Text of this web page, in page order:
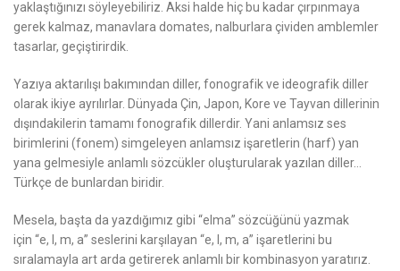
yaklaştığınızı söyleyebiliriz. Aksi halde hiç bu kadar çırpınmaya
gerek kalmaz, manavlara domates, nalburlara çividen amblemler
tasarlar, geçiştirirdik.
Yazıya aktarılışı bakımından diller, fonografik ve ideografik diller
olarak ikiye ayrılırlar. Dünyada Çin, Japon, Kore ve Tayvan dillerinin
dışındakilerin tamamı fonografik dillerdir. Yani anlamsız ses
birimlerini (fonem) simgeleyen anlamsız işaretlerin (harf) yan
yana gelmesiyle anlamlı sözcükler oluşturularak yazılan diller…
Türkçe de bunlardan biridir.
Mesela, başta da yazdığımız gibi “elma” sözcüğünü yazmak
için “e, l, m, a” seslerini karşılayan “e, l, m, a” işaretlerini bu
sıralamayla art arda getirerek anlamlı bir kombinasyon yaratırız.